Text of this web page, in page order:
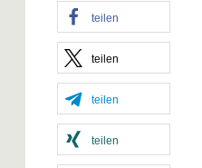
teilen
teilen
teilen
teilen